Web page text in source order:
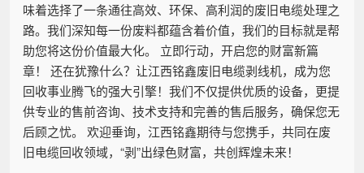
味着选择了一条通往高效、环保、高利润的废旧电缆处理之
路。我们深知每一份废料都蕴含着价值，我们的目标就是帮
助您将这份价值最大化。 立即行动，开启您的财富新篇
章！ 还在犹豫什么？让江西铭鑫废旧电缆剥线机，成为您
回收事业腾飞的强大引擎！我们不仅提供优质的设备，更提
供专业的售前咨询、技术支持和完善的售后服务，确保您无
后顾之忧。 欢迎垂询，江西铭鑫期待与您携手，共同在废
旧电缆回收领域，“剥”出绿色财富，共创辉煌未来！